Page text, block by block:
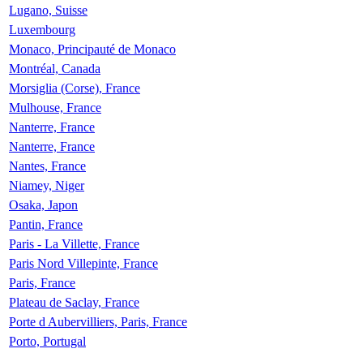
Lugano, Suisse
Luxembourg
Monaco, Principauté de Monaco
Montréal, Canada
Morsiglia (Corse), France
Mulhouse, France
Nanterre, France
Nanterre, France
Nantes, France
Niamey, Niger
Osaka, Japon
Pantin, France
Paris - La Villette, France
Paris Nord Villepinte, France
Paris, France
Plateau de Saclay, France
Porte d Aubervilliers, Paris, France
Porto, Portugal